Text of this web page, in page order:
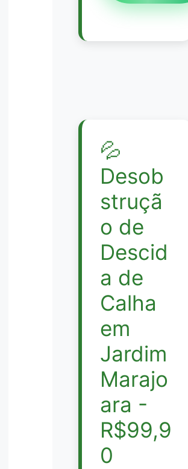
💦
Desob
struçã
o de
Descid
a de
Calha
em
Jardim
Marajo
ara -
R$99,9
0